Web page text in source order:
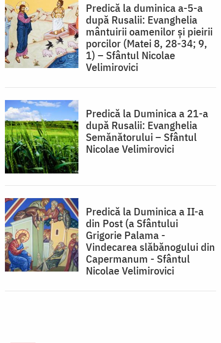
Predică la duminica a-5-a
după Rusalii: Evanghelia
mântuirii oamenilor şi pieirii
porcilor (Matei 8, 28-34; 9,
1) – Sfântul Nicolae
Velimirovici
Predică la Duminica a 21-a
după Rusalii: Evanghelia
Semănătorului – Sfântul
Nicolae Velimirovici
Predică la Duminica a II-a
din Post (a Sfântului
Grigorie Palama -
Vindecarea slăbănogului din
Capermanum - Sfântul
Nicolae Velimirovici